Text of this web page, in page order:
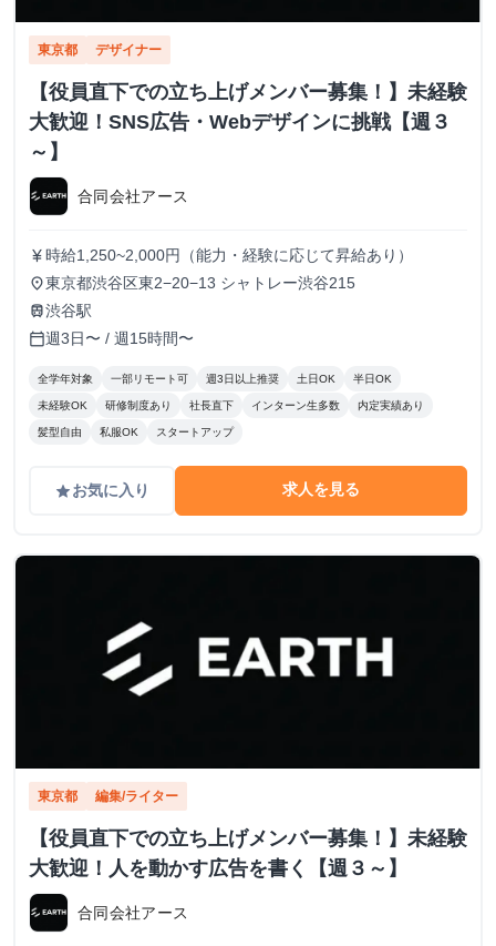
東京都 デザイナー
【役員直下での立ち上げメンバー募集！】未経験
大歓迎！SNS広告・Webデザインに挑戦【週３
～】
合同会社アース
currency_yen 時給1,250~2,000円（能力・経験に応じて昇給あり）
place東京都渋谷区東2−20−13 シャトレー渋谷215
train渋谷駅
calendar_today週3日〜 / 週15時間〜
全学年対象 一部リモート可 週3日以上推奨 土日OK 半日OK
未経験OK 研修制度あり 社長直下 インターン生多数 内定実績あり
髪型自由 私服OK スタートアップ
gradeお気に入り 求人を見る
東京都 編集/ライター
【役員直下での立ち上げメンバー募集！】未経験
大歓迎！人を動かす広告を書く【週３～】
合同会社アース